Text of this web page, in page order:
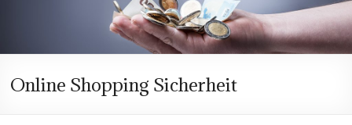
Online Shopping Sicherheit